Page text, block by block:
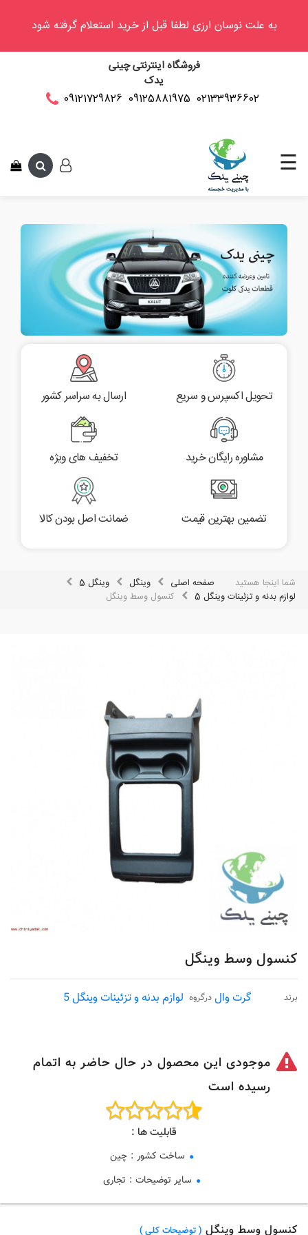
به علت نوسان ارزی لطفا قبل از خرید استعلام گرفته شود
فروشگاه اینترنتی چینی
یدک
02133936602
09125881975
09121729826
وینگل
سی
کاپرا
☰
تحویل اکسپرس و سریع ارسال به سراسر کشور
مشاوره رایگان خرید تخفیف های ویژه
تضمین بهترین قیمت ضمانت اصل بودن کالا
شما اینجا هستید صفحه اصلی وینگل
وینگل 5
لوازم بدنه و تزئینات وینگل 5
کنسول وسط وینگل
کنسول وسط وینگل
برند گرت وال درگروه لوازم بدنه و تزئینات وینگل 5
موجودی این محصول در حال حاضر به اتمام
رسیده است
قابلیت ها :
ساخت کشور : چین
سایر توضیحات : تجاری
کنسول وسط وینگل ( توضیحات کلی )